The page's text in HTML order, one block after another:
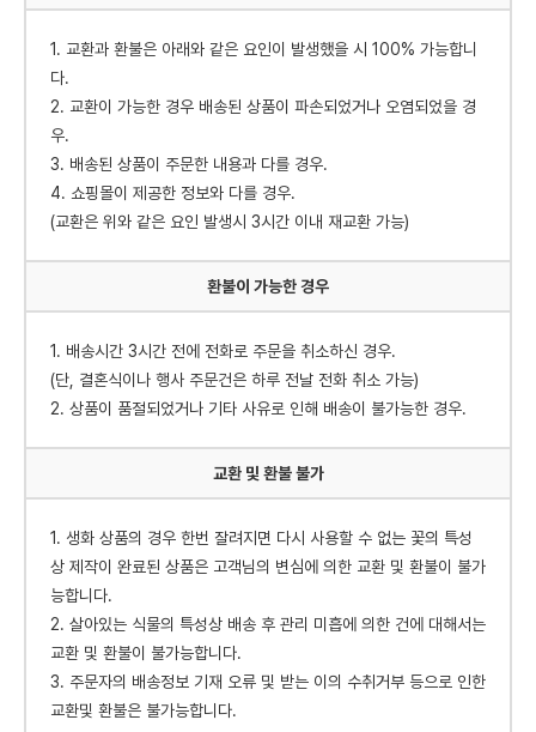
1. 교환과 환불은 아래와 같은 요인이 발생했을 시 100% 가능합니
다.
2. 교환이 가능한 경우 배송된 상품이 파손되었거나 오염되었을 경
우.
3. 배송된 상품이 주문한 내용과 다를 경우.
4. 쇼핑몰이 제공한 정보와 다를 경우.
(교환은 위와 같은 요인 발생시 3시간 이내 재교환 가능)
환불이 가능한 경우
1. 배송시간 3시간 전에 전화로 주문을 취소하신 경우.
(단, 결혼식이나 행사 주문건은 하루 전날 전화 취소 가능)
2. 상품이 품절되었거나 기타 사유로 인해 배송이 불가능한 경우.
교환 및 환불 불가
1. 생화 상품의 경우 한번 잘려지면 다시 사용할 수 없는 꽃의 특성
상 제작이 완료된 상품은 고객님의 변심에 의한 교환 및 환불이 불가
능합니다.
2. 살아있는 식물의 특성상 배송 후 관리 미흡에 의한 건에 대해서는
교환 및 환불이 불가능합니다.
3. 주문자의 배송정보 기재 오류 및 받는 이의 수취거부 등으로 인한
교환및 환불은 불가능합니다.